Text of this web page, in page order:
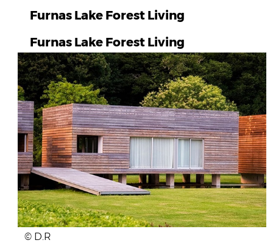
Furnas Lake Forest Living
Furnas Lake Forest Living
© D.R